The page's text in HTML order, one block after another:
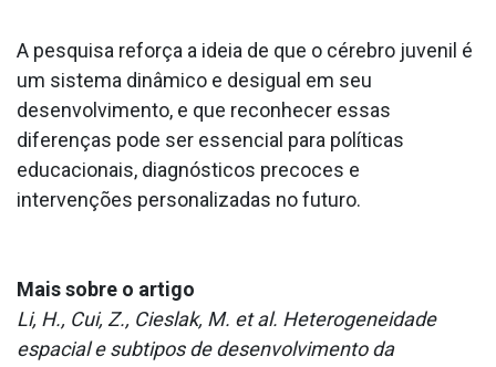
A pesquisa reforça a ideia de que o cérebro juvenil é
um sistema dinâmico e desigual em seu
desenvolvimento, e que reconhecer essas
diferenças pode ser essencial para políticas
educacionais, diagnósticos precoces e
intervenções personalizadas no futuro.
Mais sobre o artigo
Li, H., Cui, Z., Cieslak, M. et al. Heterogeneidade
espacial e subtipos de desenvolvimento da